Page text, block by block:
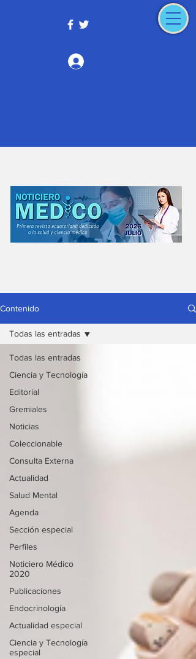
Contenido
Todas las entradas
Ciencia y Tecnología
Editorial
Gremiales
Noticias
Coleccionable
Consulta Externa
Actualidad
Salud Mental
Agenda
Sección especial
Perfiles
Noticiero Médico
2020
Publicaciones
Endocrinología
Actualidad especial
Ciencia y Tecnología
especial
Todas las entradas